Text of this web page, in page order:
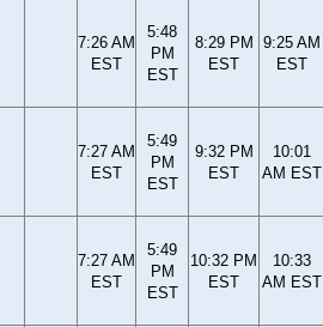
7:26 AM
EST
5:48
PM
EST
8:29 PM
EST
9:25 AM
EST
7:27 AM
EST
5:49
PM
EST
9:32 PM
EST
10:01
AM EST
7:27 AM
EST
5:49
PM
EST
10:32 PM
EST
10:33
AM EST